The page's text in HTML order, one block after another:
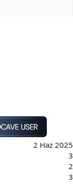
2 Haz 2025
3
2
3